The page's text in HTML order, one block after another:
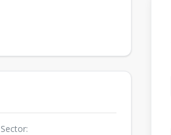
Sector: